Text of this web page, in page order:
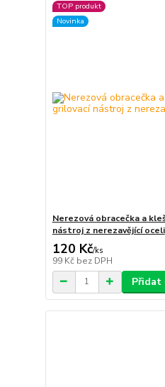
TOP produkt
Novinka
Nerezová obracečka a
nástroj z nerezavějící oceli
120 Kč/ks
99 Kč bez DPH
Přidat